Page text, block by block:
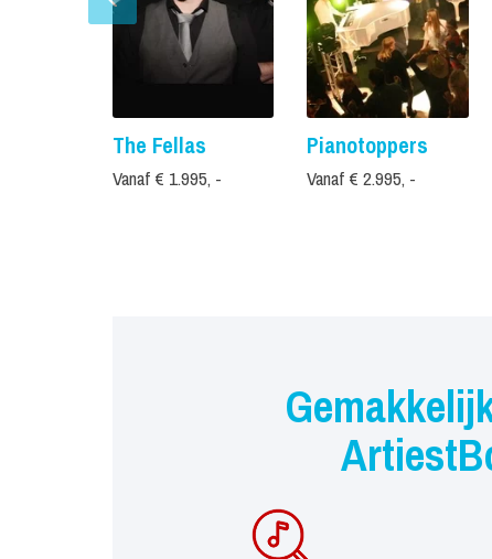
The Fellas
Vanaf € 1.995, -
Pianotoppers
Vanaf € 2.995, -